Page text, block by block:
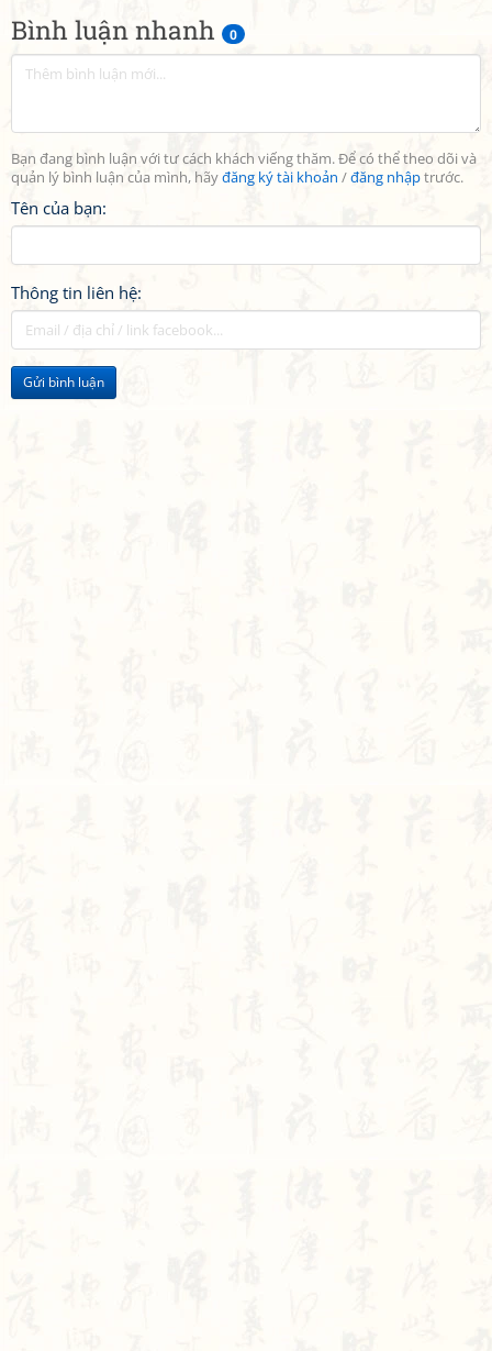
Bình luận nhanh 0
Bạn đang bình luận với tư cách khách viếng thăm. Để có thể theo dõi và
quản lý bình luận của mình, hãyđăng ký tài khoản /đăng nhậptrước.
Tên của bạn:
Thông tin liên hệ:
Gửi bình luận